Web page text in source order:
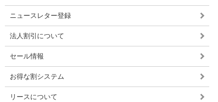
ニュースレター登録
法人割引について
セール情報
お得な割システム
リースについて